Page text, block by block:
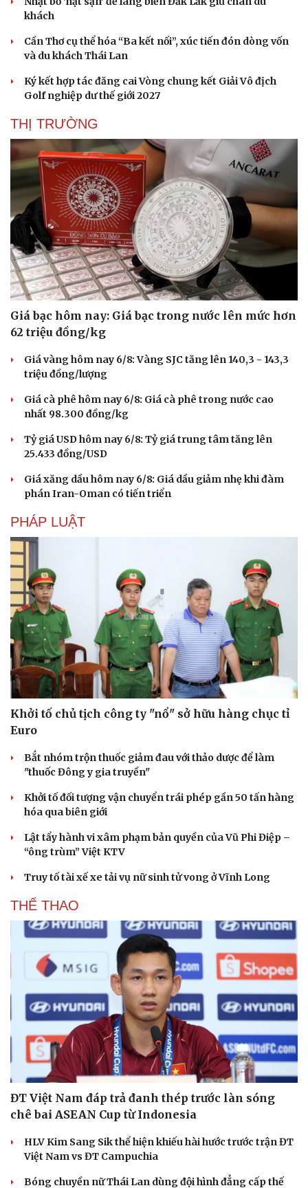
Văn hóa
Sân khấu - Điện ảnh
Văn học
Di sản
Nghệ sĩ
khách
Cần Thơ cụ thể hóa “Ba kết nối”, xúc tiến đón dòng vốn
và du khách Thái Lan
Ký kết hợp tác đăng cai Vòng chung kết Giải Vô địch
Golf nghiệp dư thế giới 2027
THỊ TRƯỜNG
Giá bạc hôm nay: Giá bạc trong nước lên mức hơn
62 triệu đồng/kg
Giá vàng hôm nay 6/8: Vàng SJC tăng lên 140,3 - 143,3
triệu đồng/lượng
Giá cà phê hôm nay 6/8: Giá cà phê trong nước cao
nhất 98.300 đồng/kg
Tỷ giá USD hôm nay 6/8: Tỷ giá trung tâm tăng lên
25.433 đồng/USD
Giá xăng dầu hôm nay 6/8: Giá dầu giảm nhẹ khi đàm
phán Iran-Oman có tiến triển
PHÁP LUẬT
Khởi tố chủ tịch công ty "nổ" sở hữu hàng chục tỉ
Euro
Bắt nhóm trộn thuốc giảm đau với thảo dược để làm
"thuốc Đông y gia truyền"
Khởi tố đối tượng vận chuyển trái phép gần 50 tấn hàng
hóa qua biên giới
Lật tẩy hành vi xâm phạm bản quyền của Vũ Phi Điệp –
“ông trùm” Việt KTV
Truy tố tài xế xe tải vụ nữ sinh tử vong ở Vĩnh Long
THỂ THAO
ĐT Việt Nam đáp trả đanh thép trước làn sóng
chê bai ASEAN Cup từ Indonesia
HLV Kim Sang Sik thể hiện khiếu hài hước trước trận ĐT
Việt Nam vs ĐT Campuchia
Bóng chuyền nữ Thái Lan dùng đội hình đẳng cấp thế